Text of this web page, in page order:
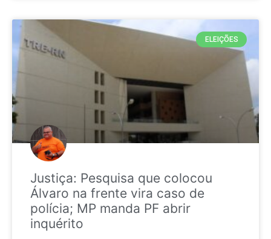
ELEIÇÕES
Justiça: Pesquisa que colocou
Álvaro na frente vira caso de
polícia; MP manda PF abrir
inquérito